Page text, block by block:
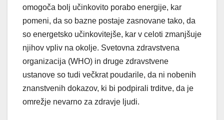
omogoča bolj učinkovito porabo energije, kar
pomeni, da so bazne postaje zasnovane tako, da
so energetsko učinkovitejše, kar v celoti zmanjšuje
njihov vpliv na okolje. Svetovna zdravstvena
organizacija (WHO) in druge zdravstvene
ustanove so tudi večkrat poudarile, da ni nobenih
znanstvenih dokazov, ki bi podpirali trditve, da je
omrežje nevarno za zdravje ljudi.